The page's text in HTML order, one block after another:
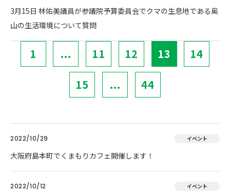
3月15日 林佑美議員が参議院予算委員会でクマの生息地である奥
山の生活環境について質問
1 ... 11 12 13 14
15 ... 44
2022/10/29 イベント
大阪府島本町でくまもりカフェ開催します！
2022/10/12 イベント